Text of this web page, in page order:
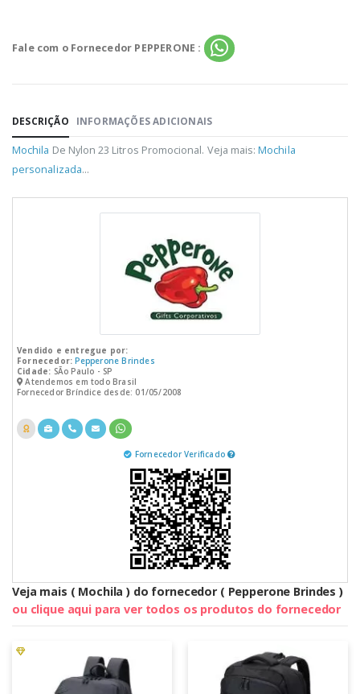
Fale com o Fornecedor PEPPERONE :
DESCRIÇÃO INFORMAÇÕES ADICIONAIS
Mochila De Nylon 23 Litros Promocional. Veja mais:Mochila
personalizada...
Vendido e entregue por:
Fornecedor: Pepperone Brindes
Cidade: SÃo Paulo - SP
Atendemos em todo Brasil
Fornecedor Bríndice desde: 01/05/2008
Fornecedor Verificado
Veja mais ( Mochila ) do fornecedor ( Pepperone Brindes )
ou clique aqui para ver todos os produtos do fornecedor